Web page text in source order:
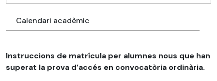
Calendari acadèmic
Instruccions de matrícula per alumnes nous que han
superat la prova d’accés en convocatòria ordinària.